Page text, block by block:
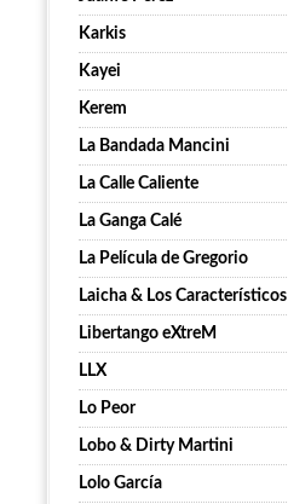
Karkis
Kayei
Kerem
La Bandada Mancini
La Calle Caliente
La Ganga Calé
La Película de Gregorio
Laicha & Los Característicos
Libertango eXtreM
LLX
Lo Peor
Lobo & Dirty Martini
Lolo García